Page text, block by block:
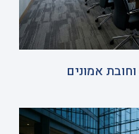
אמונים